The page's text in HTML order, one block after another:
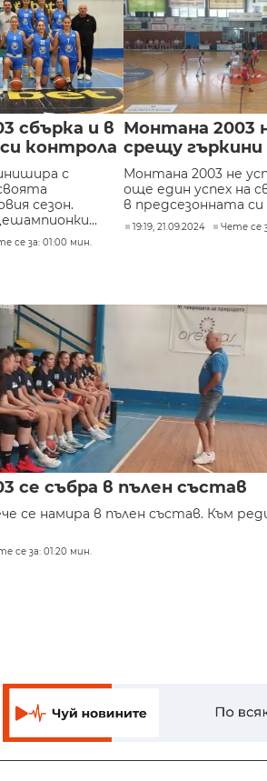
сбърка и в
контрола
с
сезон.
се за: 01:00 мин.
Монтана 2003
срещу гъркини
Монтана 2003 не
още един успех на
в предсезонната си
19:19, 21.09.2024 Чете се
се събра в пълен състав
се намира в пълен състав. Към
се за: 01:20 мин.